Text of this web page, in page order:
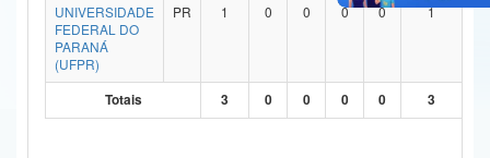
Gabinete de Segurança Institucional
Advocacia-Geral da União
Banco Central do Brasil
UNIVERSIDADE
FEDERAL DO
PARANÁ
(UFPR)
PR 1 0 0 0 0 1
Totais 3 0 0 0 0 3